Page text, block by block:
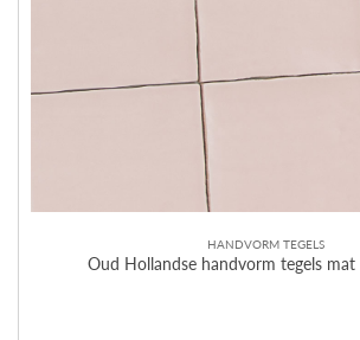
HANDVORM TEGELS
Oud Hollandse handvorm tegels